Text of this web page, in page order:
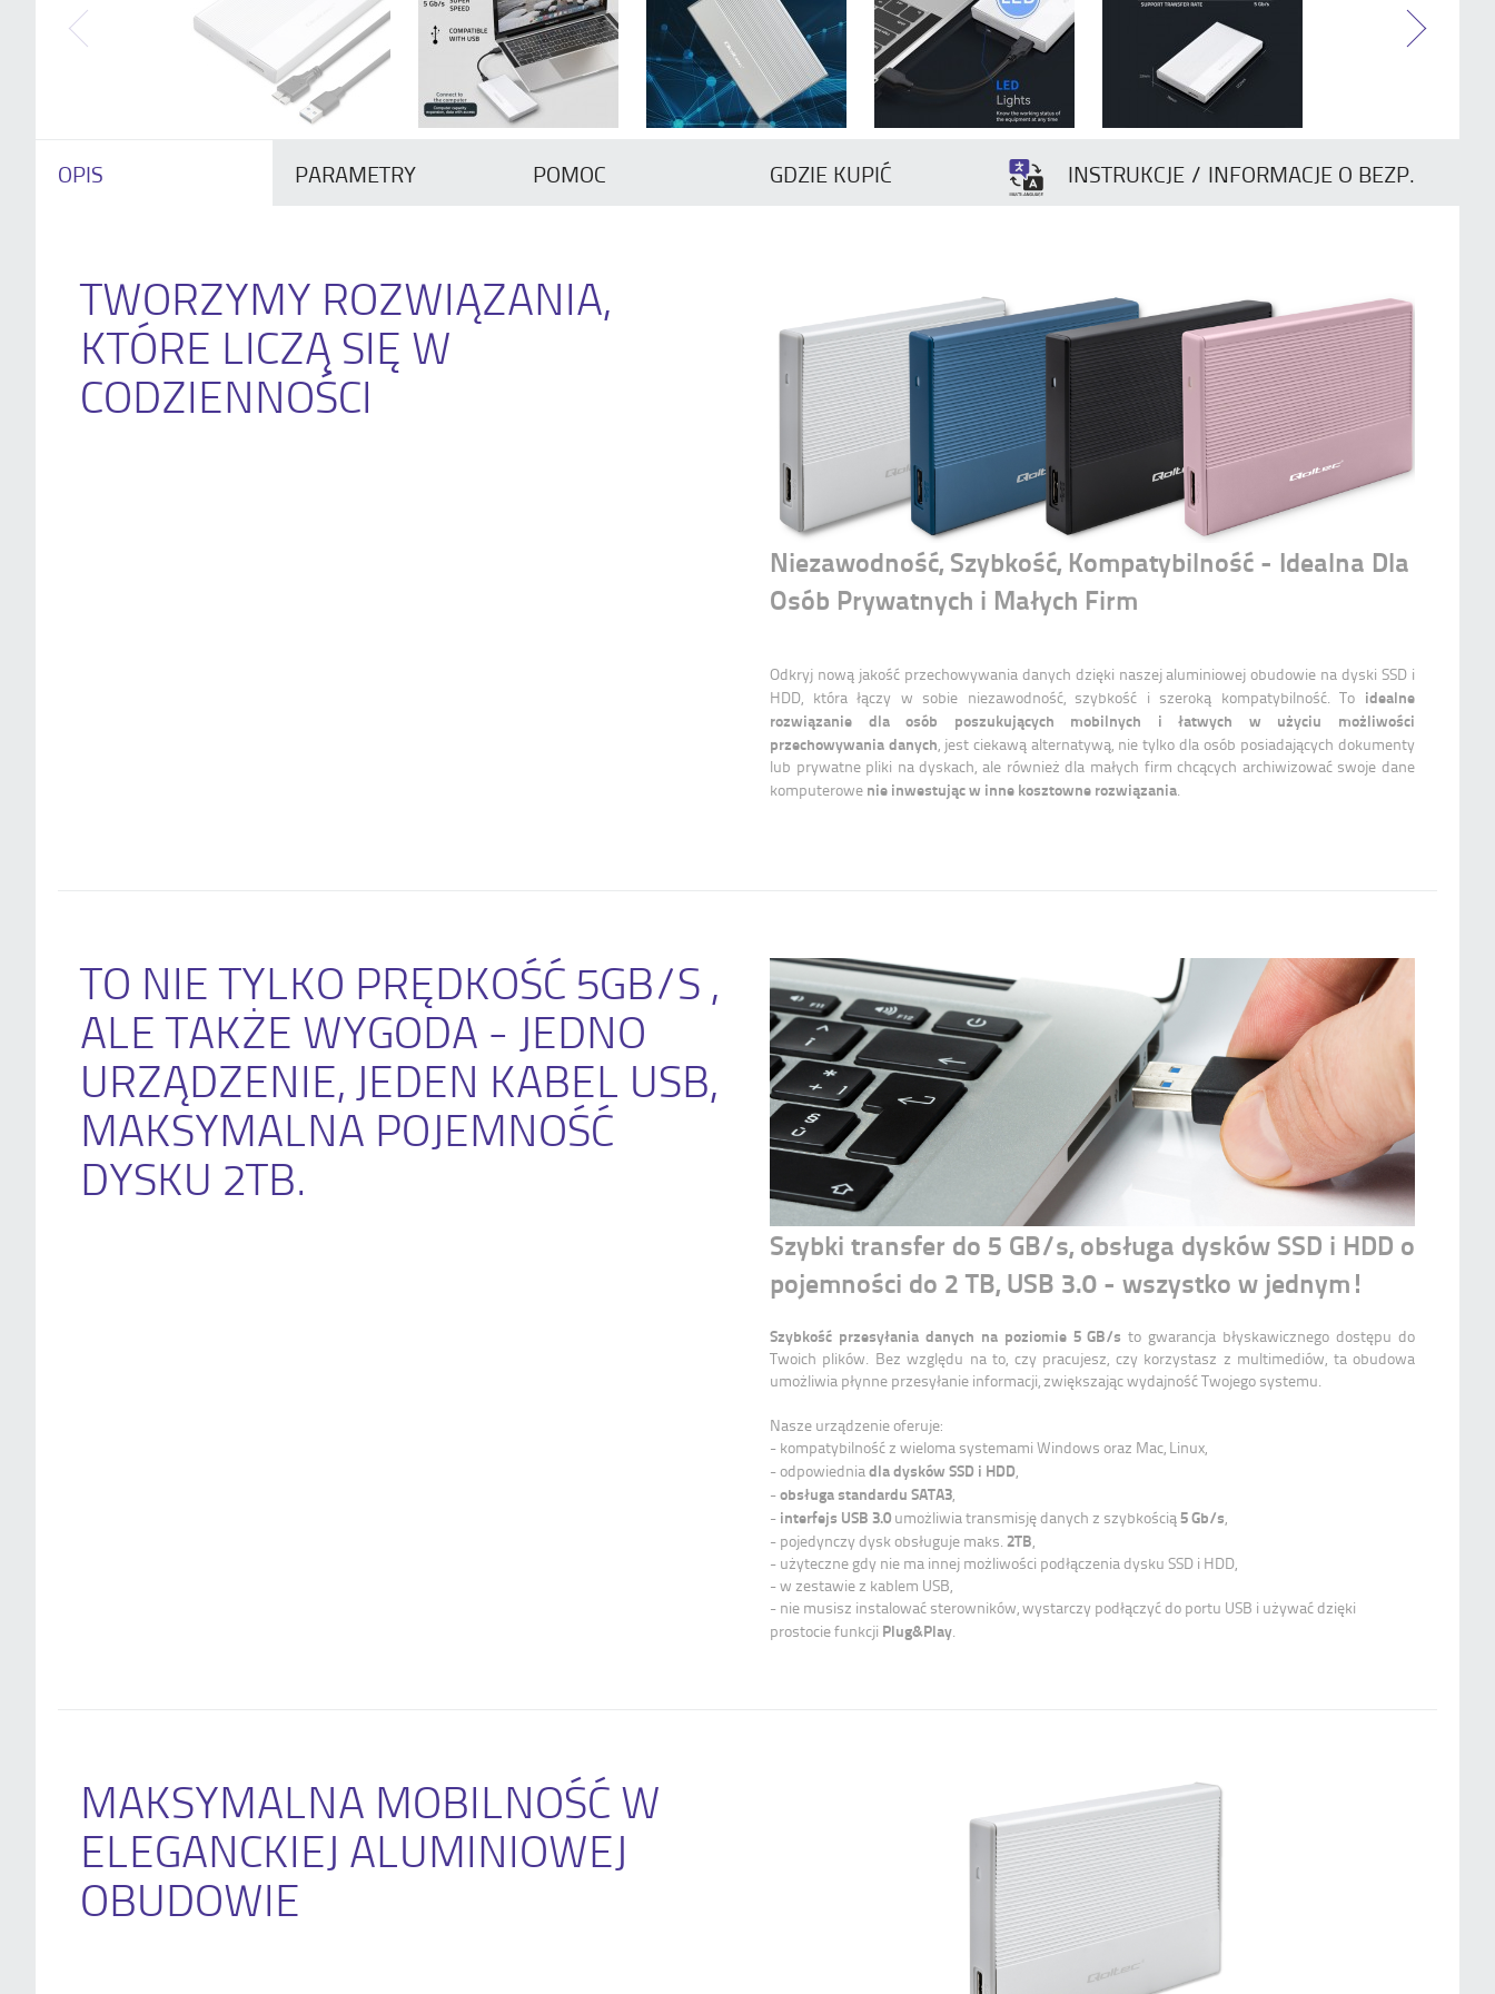
OPIS PARAMETRY POMOC GDZIE KUPIĆ INSTRUKCJE / INFORMACJE O BEZP.
TWORZYMY ROZWIĄZANIA,
KTÓRE LICZĄ SIĘ W
CODZIENNOŚCI
Niezawodność, Szybkość, Kompatybilność - Idealna Dla
Osób Prywatnych i Małych Firm
Odkryj nową jakość przechowywania danych dzięki naszej aluminiowej obudowie na dyski SSD i
HDD, która łączy w sobie niezawodność, szybkość i szeroką kompatybilność. To idealne
rozwiązanie dla osób poszukujących mobilnych i łatwych w użyciu możliwości
przechowywania danych , jest ciekawą alternatywą, nie tylko dla osób posiadających dokumenty
lub prywatne pliki na dyskach, ale również dla małych firm chcących archiwizować swoje dane
komputerowe nie inwestując w inne kosztowne rozwiązania
TO NIE TYLKO PRĘDKOŚĆ 5GB/S ,
ALE TAKŻE WYGODA - JEDNO
URZĄDZENIE, JEDEN KABEL USB,
MAKSYMALNA POJEMNOŚĆ
DYSKU 2TB.
Szybki transfer do 5 GB/s, obsługa dysków SSD i HDD o
pojemności do 2 TB, USB 3.0 - wszystko w jednym!
Szybkość przesyłania danych na poziomie 5 GB/s to gwarancja błyskawicznego dostępu do
Twoich plików. Bez względu na to, czy pracujesz, czy korzystasz z multimediów, ta obudowa
umożliwia płynne przesyłanie informacji, zwiększając wydajność Twojego systemu.
Nasze urządzenie oferuje:
- kompatybilność z wieloma systemami Windows oraz Mac, Linux,
- odpowiedniadla dysków SSD i HDD,
-obsługa standardu SATA3,
- interfejs USB 3.0 umożliwia transmisję danych z szybkością5 Gb/s,
- pojedynczy dysk obsługuje maks. 2TB,
- użyteczne gdy nie ma innej możliwości podłączenia dysku SSD i HDD,
- w zestawie z kablem USB,
- nie musisz instalować sterowników, wystarczy podłączyć do portu USB i używać dzięki
prostocie funkcji Plug&Play.
MAKSYMALNA MOBILNOŚĆ W
ELEGANCKIEJ ALUMINIOWEJ
OBUDOWIE